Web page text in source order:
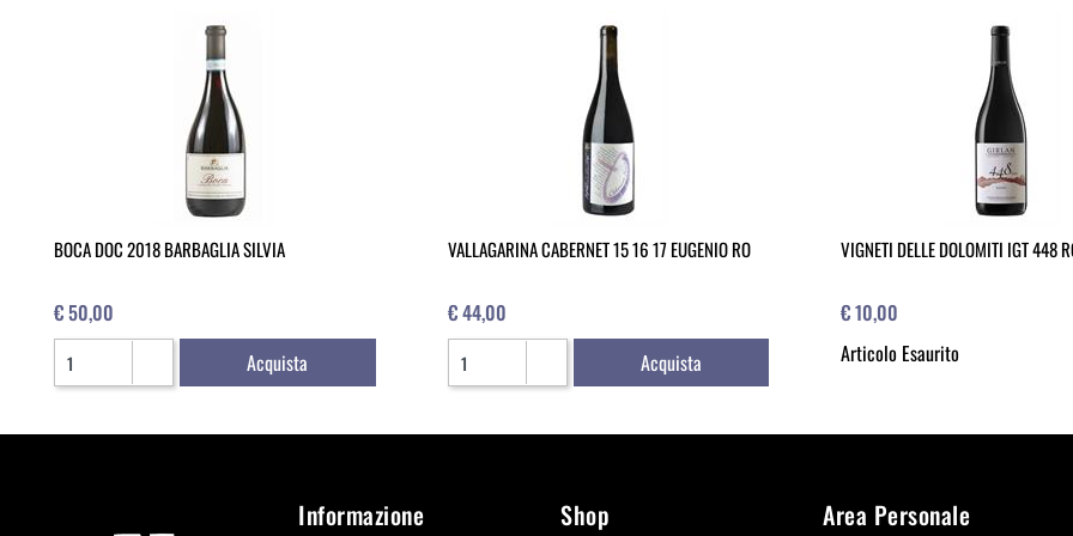
BOCA DOC 2018 BARBAGLIA SILVIA
€ 50,00
Quantità
Acquista
VALLAGARINA CABERNET 15 16 17 EUGENIO RO
€ 44,00
Quantità
Acquista
VIGNETI DELLE DOLOMITI IGT 448
€ 10,00
Articolo Esaurito
Informazione Shop Area Personale